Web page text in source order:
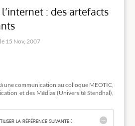
: des artefacts
15 Nov, 2007
une communication au colloque MEOTIC,
et des Médias (Université Stendhal),
la référence suivante :